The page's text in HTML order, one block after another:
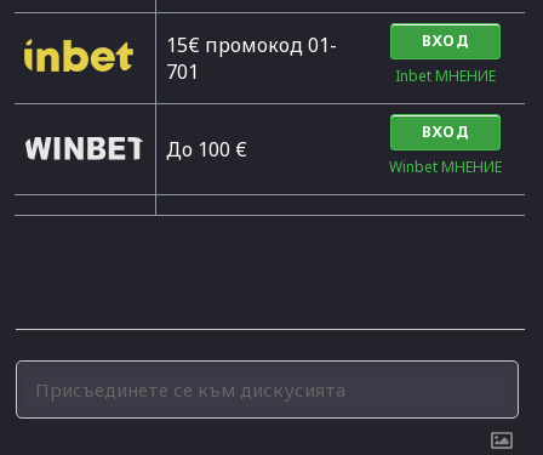
15€ промокод 01-
701
ВХОД
Inbet МНЕНИЕ
До 100 €
ВХОД
Winbet МНЕНИЕ